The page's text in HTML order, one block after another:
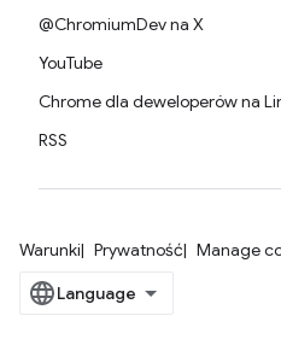
@ChromiumDev na X
YouTube
Chrome dla deweloperów na
RSS
Warunki Prywatność Manage